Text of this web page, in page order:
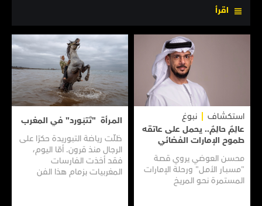
اقرأ
استكشاف
نبوغ
عالِمٌ حالِمٌ.. يحمل على عاتقه
طموح الإمارات الفضائي
محسن العوضي يروي قصـة
"مسبـار الأمـل" ورحلة الإمارات
المستمرة نحـو المريـخ
المـرأة "تَتبَـورد" في المغرب
ظلّت رياضة التبوريدة حكرًا على
الرجال منذ قرون. أمّا اليوم،
فقد أخذت الفارسات
المغربيات بزمام هذا الفن